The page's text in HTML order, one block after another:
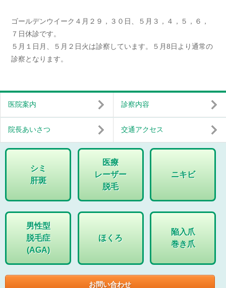
ゴールデンウイーク４月２９，３０日、５月３，４，５，６，
７日休診です。
５月１日月、５月２日火は診察しています。５月8日より通常の
診察となります。
医院案内 診察内容
院長あいさつ 交通アクセス
シミ
肝斑
医療
レーザー
脱毛
ニキビ
男性型
脱毛症
(AGA)
ほくろ
陥入爪
巻き爪
お問い合わせ